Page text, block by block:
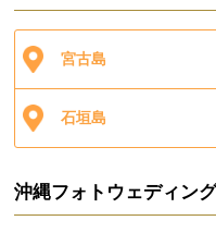
宮古島
石垣島
沖縄フォトウェディン